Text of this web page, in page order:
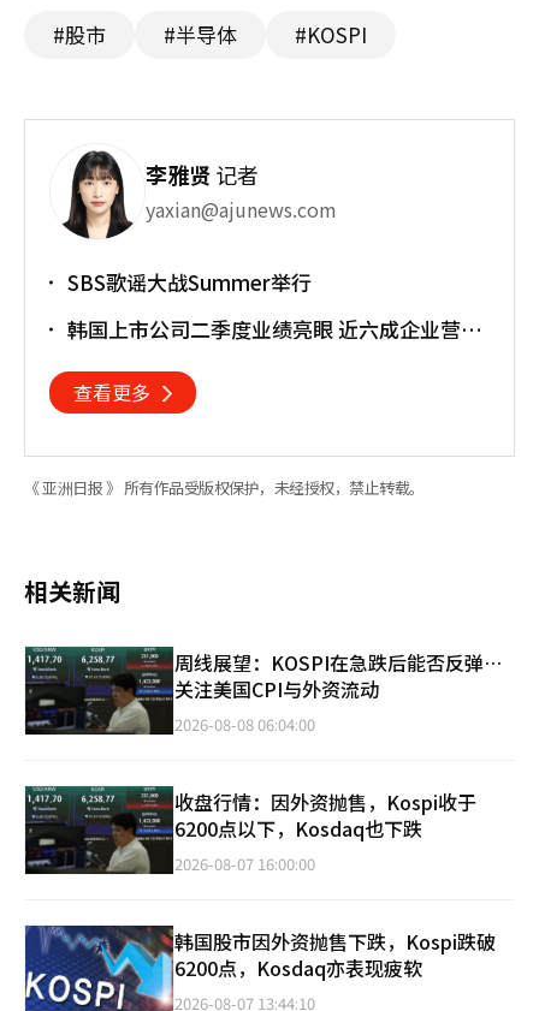
#股市 #半导体 #KOSPI
李雅贤记者
yaxian@ajunews.com
SBS歌谣大战Summer举行
韩国上市公司二季度业绩亮眼 近六成企业营业
查看更多
《 亚洲日报 》 所有作品受版权保护，未经授权，禁止转载。
相关新闻
周线展望：KOSPI在急跌后能否反弹…
关注美国CPI与外资流动
2026-08-08 06:04:00
收盘行情：因外资抛售，Kospi收于
6200点以下，Kosdaq也下跌
2026-08-07 16:00:00
韩国股市因外资抛售下跌，Kospi跌破
6200点，Kosdaq亦表现疲软
2026-08-07 13:44:10